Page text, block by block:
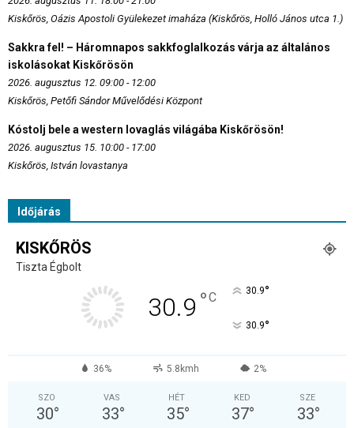
Kiskőrös, Oázis Apostoli Gyülekezet imaháza (Kiskőrös, Holló János utca 1.)
Sakkra fel! – Háromnapos sakkfoglalkozás várja az általános
iskolásokat Kiskőrösön
2026. augusztus 12. 09:00 - 12:00
Kiskőrös, Petőfi Sándor Művelődési Központ
Kóstolj bele a western lovaglás világába Kiskőrösön!
2026. augusztus 15. 10:00 - 17:00
Kiskőrös, István lovastanya
Időjárás
KISKŐRÖS
Tiszta Égbolt
30.9 °C 30.9°
30.9°
36% 5.8kmh 2%
SZO
30°
VAS
33°
HÉT
35°
KED
37°
SZE
33°